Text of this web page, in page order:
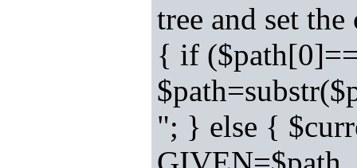
tree and set
{ if
"; } else {